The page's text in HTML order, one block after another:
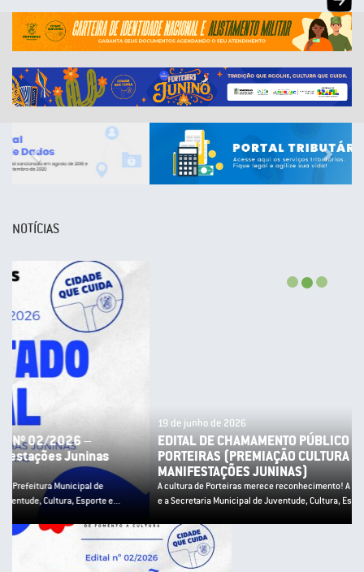
NOTÍCIAS
19 de junho de 2026
EDITAL DE CHAMAMENTO PÚBLICO Nº 02/2026 – PNAB
PORTEIRAS (PREMIAÇÃO CULTURA POPULAR E
MANIFESTAÇÕES JUNINAS)
A cultura de Porteiras merece reconhecimento! A Prefeitura Municipal de Porteiras
e a Secretaria Municipal de Juventude, Cultura, Esporte e...